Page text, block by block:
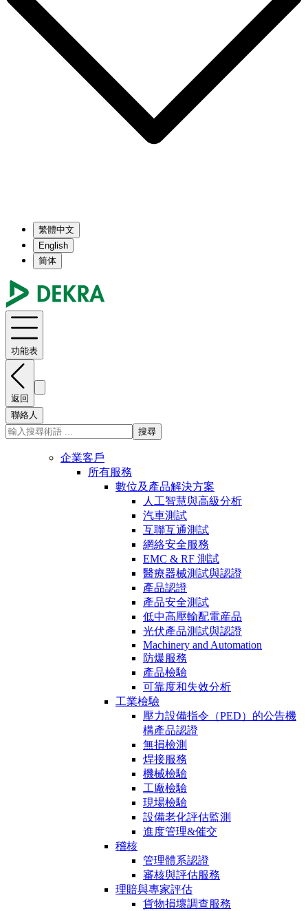
繁體中文
English
简体
功能表
返回
聯絡人
搜尋
企業客戶
所有服務
數位及產品解決方案
人工智慧與高級分析
汽車測試
互聯互通測試
網絡安全服務
EMC & RF 測試
醫療器械測試與認證
產品認證
產品安全測試
低中高壓輸配電産品
光伏產品測試與認證
Machinery and Automation
防爆服務
產品檢驗
可靠度和失效分析
工業檢驗
壓力設備指令（PED）的公告機
構產品認證
無損檢測
焊接服務
機械檢驗
工廠檢驗
現場檢驗
設備老化評估監測
進度管理&催交
稽核
管理體系認證
審核與評估服務
理賠與專家評估
貨物損壞調查服務